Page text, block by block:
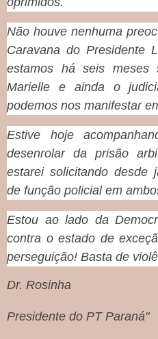
Não houve nenhuma
Caravana do Presidente
estamos há seis meses
Marielle e ainda o
podemos nos manifestar
Estive hoje
desenrolar da prisão
estarei solicitando desde
de função policial em
Estou ao lado da
contra o estado de
perseguição! Basta de
Dr. Rosinha
Presidente do PT Paraná"